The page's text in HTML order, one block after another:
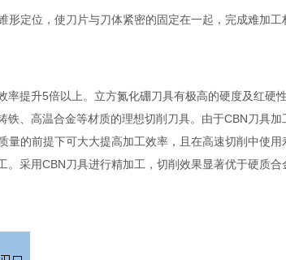
形定位，使刀片与刀体紧密的固定在一起，完成难加工
提升5倍以上。立方氮化硼刀具有极高的硬度及红硬
、高温合金等材质的理想切削刀具。由于CBN刀具加
的前提下可大大提高加工效率，且在高速切削中使用
采用CBN刀具进行精加工，切削效果显著优于硬质合